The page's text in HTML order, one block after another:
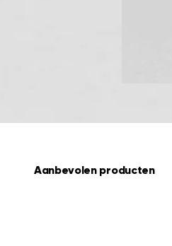
Aanbevolen producten